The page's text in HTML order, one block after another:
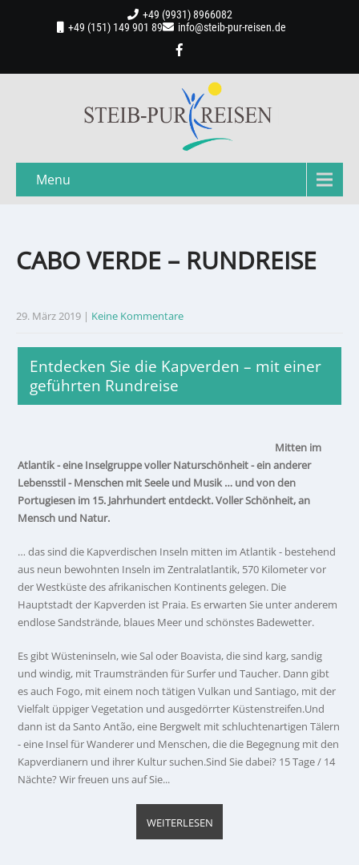
+49 (9931) 8966082
+49 (151) 149 901 89
info@steib-pur-reisen.de
Menu
CABO VERDE – RUNDREISE
29. März 2019 | Keine Kommentare
Entdecken Sie die Kapverden – mit einer
geführten Rundreise
Mitten im
Atlantik - eine Inselgruppe voller Naturschönheit - ein anderer
Lebensstil - Menschen mit Seele und Musik … und von den
Portugiesen im 15. Jahrhundert entdeckt. Voller Schönheit, an
Mensch und Natur.
… das sind die Kapverdischen Inseln mitten im Atlantik - bestehend
aus neun bewohnten Inseln im Zentralatlantik, 570 Kilometer vor
der Westküste des afrikanischen Kontinents gelegen. Die
Hauptstadt der Kapverden ist Praia. Es erwarten Sie unter anderem
endlose Sandstrände, blaues Meer und schönstes Badewetter.
Es gibt Wüsteninseln, wie Sal oder Boavista, die sind karg, sandig
und windig, mit Traumstränden für Surfer und Taucher. Dann gibt
es auch Fogo, mit einem noch tätigen Vulkan und Santiago, mit der
Vielfalt üppiger Vegetation und ausgedörrter Küstenstreifen.Und
dann ist da Santo Antão, eine Bergwelt mit schluchtenartigen Tälern
- eine Insel für Wanderer und Menschen, die die Begegnung mit den
Kapverdianern und ihrer Kultur suchen.Sind Sie dabei? 15 Tage / 14
Nächte? Wir freuen uns auf Sie...
WEITERLESEN